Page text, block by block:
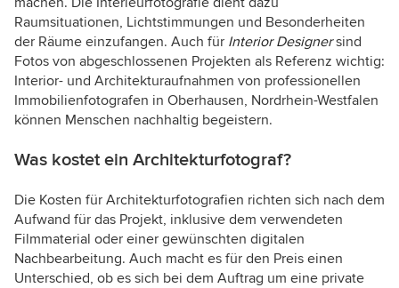
Raumsituationen, Lichtstimmungen und Besonderheiten
der Räume einzufangen. Auch für Interior Designersind
Fotos von abgeschlossenen Projekten als Referenz wichtig:
Interior- und Architekturaufnahmen von professionellen
Immobilienfotografen in Oberhausen, Nordrhein-Westfalen
können Menschen nachhaltig begeistern.
Was kostet ein Architekturfotograf?
Die Kosten für Architekturfotografien richten sich nach dem
Aufwand für das Projekt, inklusive dem verwendeten
Filmmaterial oder einer gewünschten digitalen
Nachbearbeitung. Auch macht es für den Preis einen
Unterschied, ob es sich bei dem Auftrag um eine private